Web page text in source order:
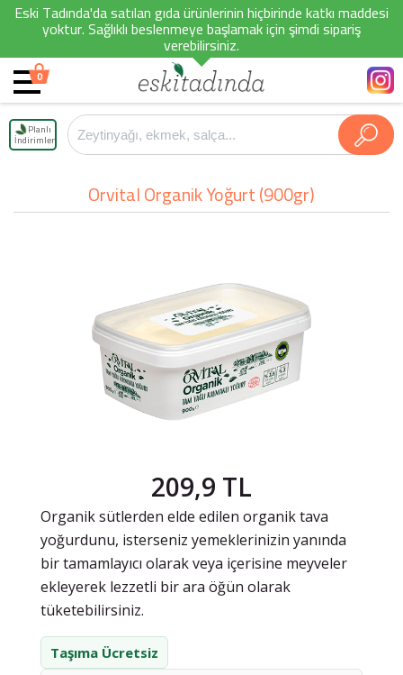
Eski Tadında'da satılan gıda ürünlerinin hiçbirinde katkı maddesi
yoktur. Sağlıklı beslenmeye başlamak için şimdi sipariş
verebilirsiniz.
0
Planlı
İndirimler
Orvital Organik Yoğurt (900gr)
209,9 TL
Organik sütlerden elde edilen organik tava
yoğurdunu, isterseniz yemeklerinizin yanında
bir tamamlayıcı olarak veya içerisine meyveler
ekleyerek lezzetli bir ara öğün olarak
tüketebilirsiniz.
Taşıma Ücretsiz